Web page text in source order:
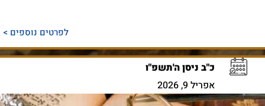
לפרטים נוספים >
כ"ב ניסן ה'תשפ"ו
אפריל 9, 2026